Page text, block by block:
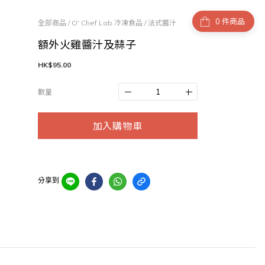
件商品
全部商品 / O' Chef Lab 冷凍食品 / 法式醬汁
額外火雞醬汁及蒜子
HK$95.00
數量
加入購物車
分享到